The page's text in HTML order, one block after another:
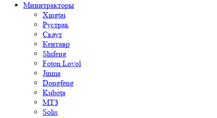
Минитракторы
Xingtai
Рустрак
Скаут
Кентавр
Shifeng
Foton Lovol
Jinma
Dongfeng
Kubota
МТЗ
Solis